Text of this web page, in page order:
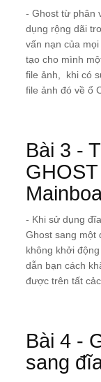
- Ghost từ phân
dụng rộng dãi
vấn nạn của
tạo cho mình
file ảnh, khi có
file ảnh đó về ổ
Bài 3 -
- Khi sử dụng
Ghost sang một
không khởi
dẫn bạn cách
được trên tất
Bài 4 -
sang